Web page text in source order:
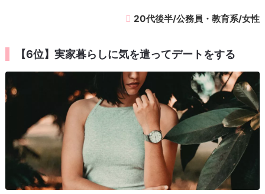
20代後半/公務員・教育系/女性
【6位】実家暮らしに気を遣ってデートをする